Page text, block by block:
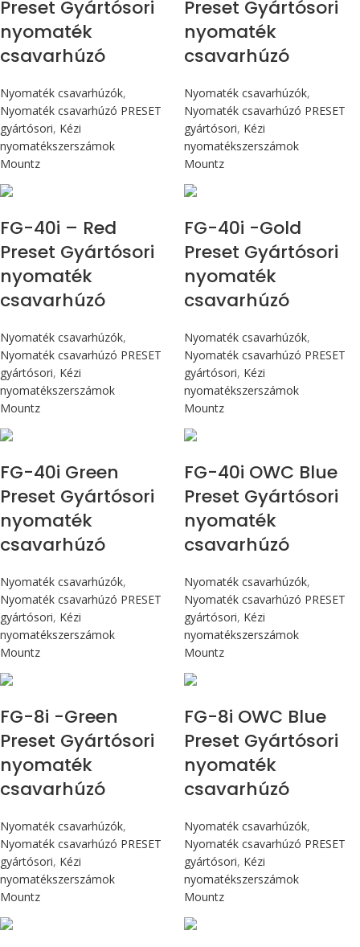
Preset Gyártósori
nyomaték
csavarhúzó
Nyomaték csavarhúzók,
Nyomaték csavarhúzó PRESET
gyártósori, Kézi
nyomatékszerszámok
Mountz
Preset Gyártósori
nyomaték
csavarhúzó
Nyomaték csavarhúzók,
Nyomaték csavarhúzó PRESET
gyártósori, Kézi
nyomatékszerszámok
Mountz
FG-40i – Red
Preset Gyártósori
nyomaték
csavarhúzó
Nyomaték csavarhúzók,
Nyomaték csavarhúzó PRESET
gyártósori, Kézi
nyomatékszerszámok
Mountz
FG-40i -Gold
Preset Gyártósori
nyomaték
csavarhúzó
Nyomaték csavarhúzók,
Nyomaték csavarhúzó PRESET
gyártósori, Kézi
nyomatékszerszámok
Mountz
FG-40i Green
Preset Gyártósori
nyomaték
csavarhúzó
Nyomaték csavarhúzók,
Nyomaték csavarhúzó PRESET
gyártósori, Kézi
nyomatékszerszámok
Mountz
FG-40i OWC Blue
Preset Gyártósori
nyomaték
csavarhúzó
Nyomaték csavarhúzók,
Nyomaték csavarhúzó PRESET
gyártósori, Kézi
nyomatékszerszámok
Mountz
FG-8i -Green
Preset Gyártósori
nyomaték
csavarhúzó
Nyomaték csavarhúzók,
Nyomaték csavarhúzó PRESET
gyártósori, Kézi
nyomatékszerszámok
Mountz
FG-8i OWC Blue
Preset Gyártósori
nyomaték
csavarhúzó
Nyomaték csavarhúzók,
Nyomaték csavarhúzó PRESET
gyártósori, Kézi
nyomatékszerszámok
Mountz